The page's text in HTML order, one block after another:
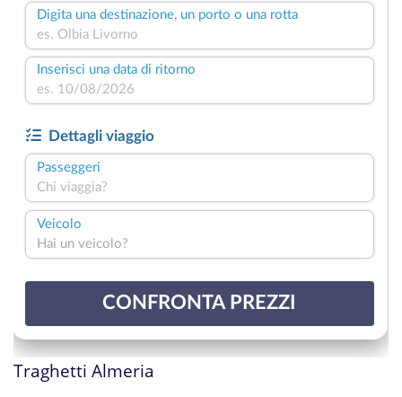
Traghetti Almeria